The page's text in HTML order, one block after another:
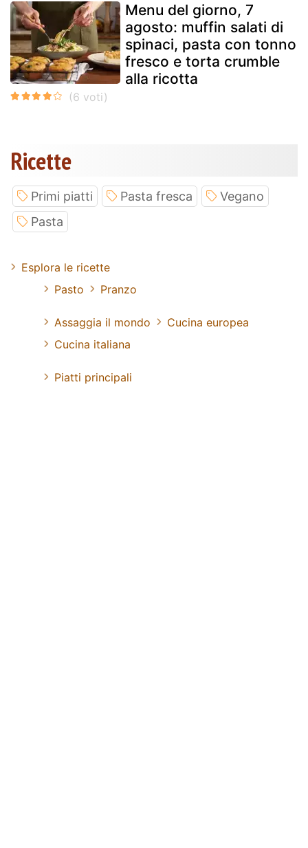
Menu del giorno, 7
agosto: muffin salati di
spinaci, pasta con tonno
fresco e torta crumble
alla ricotta
Ricette
Primi piatti Pasta fresca
Vegano
Pasta
Esplora le ricette
Pasto
Pranzo
Assaggia il mondo
Cucina europea
Cucina italiana
Piatti principali